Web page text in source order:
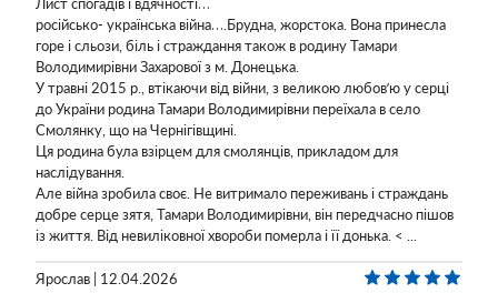
російсько- українська війна….Брудна, жорстока. Вона принесла
горе і сльози, біль і страждання також в родину Тамари
Володимирівни Захарової з м. Донецька.
У травні 2015 р., втікаючи від війни, з великою любов’ю у серці
до України родина Тамари Володимирівни переїхала в село
Смолянку, що на Чернігівщині.
Ця родина була взірцем для смолянців, прикладом для
наслідування.
Але війна зробила своє. Не витримало переживань і страждань
добре серце зятя, Тамари Володимирівни, він передчасно пішов
із життя. Від невиліковної хвороби померла і її донька. < ...
Ярослав | 12.04.2026